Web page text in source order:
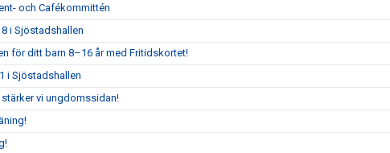
och Cafékommittén
i Sjöstadshallen
för ditt barn 8–16 år med Fritidskortet!
i Sjöstadshallen
vi ungdomssidan!